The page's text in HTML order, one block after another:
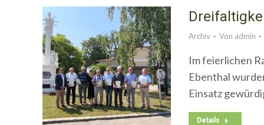
Archiv Von admin
Im feierlichen
Ebenthal
Einsatz
Details